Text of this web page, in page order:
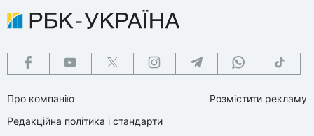
Про компанію
Редакційна політика і стандарти
Розмістити рекламу